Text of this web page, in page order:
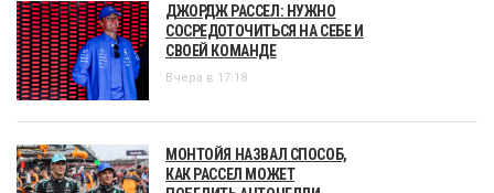
ДЖОРДЖ РАССЕЛ: НУЖНО
СОСРЕДОТОЧИТЬСЯ НА СЕБЕ И
СВОЕЙ КОМАНДЕ
Вчера в 17:18
МОНТОЙЯ НАЗВАЛ СПОСОБ,
КАК РАССЕЛ МОЖЕТ